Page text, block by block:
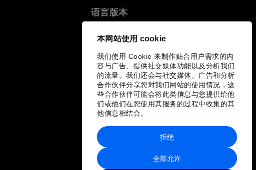
本网站使用 cookie
我们使用 Cookie 来制作贴合用户需求的内
容与广告、提供社交媒体功能以及分析我们
的流量。我们还会与社交媒体、广告和分析
合作伙伴分享您对我们网站的使用情况，这
些合作伙伴可能会将此类信息与您提供给他
们或他们在您使用其服务的过程中收集的其
他信息相结合。
全部允许
拒绝
语言版本